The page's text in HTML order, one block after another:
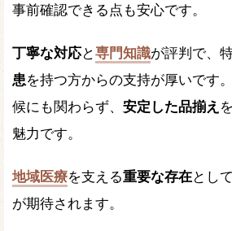
事前確認できる点も安心です。
丁寧な対応と専門知識が評判で、
患を持つ方からの支持が厚いです
候にも関わらず、 安定した品揃え
魅力です。
地域医療を支える重要な存在とし
が期待されます。